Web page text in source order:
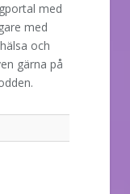
med
med
och
gärna på